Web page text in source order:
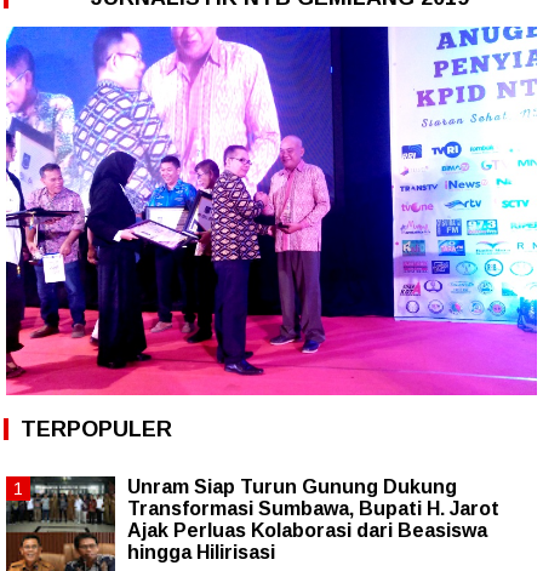
TERPOPULER
Unram Siap Turun Gunung Dukung
Transformasi Sumbawa, Bupati H. Jarot
Ajak Perluas Kolaborasi dari Beasiswa
hingga Hilirisasi